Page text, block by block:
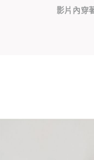
影片內穿